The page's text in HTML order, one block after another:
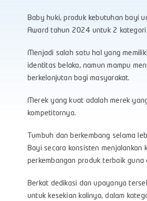
Baby huki, produk kebutuhan bayi
Award tahun 2024 untuk 2
Menjadi salah satu hal yang
identitas belaka, namun mampu
berkelanjutan bagi masyarakat.
Merek yang kuat adalah merek
kompetitornya.
Tumbuh dan berkembang selama
Bayi secara konsisten menjalankan
perkembangan produk terbaik
Berkat dedikasi dan upayanya
untuk kesekian kalinya, dalam